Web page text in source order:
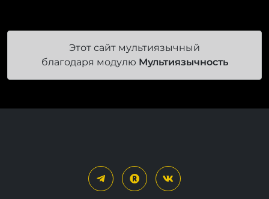
Этот сайт мультиязычный
благодаря модулю Мультиязычность